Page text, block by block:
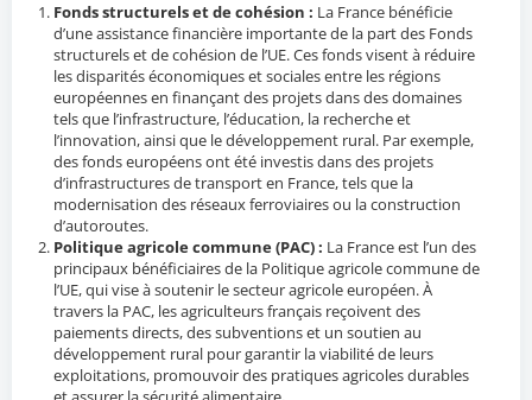
Fonds structurels et de cohésion : La France bénéficie
d’une assistance financière importante de la part des Fonds
structurels et de cohésion de l’UE. Ces fonds visent à réduire
les disparités économiques et sociales entre les régions
européennes en finançant des projets dans des domaines
tels que l’infrastructure, l’éducation, la recherche et
l’innovation, ainsi que le développement rural. Par exemple,
des fonds européens ont été investis dans des projets
d’infrastructures de transport en France, tels que la
modernisation des réseaux ferroviaires ou la construction
d’autoroutes.
Politique agricole commune (PAC) : La France est l’un des
principaux bénéficiaires de la Politique agricole commune de
l’UE, qui vise à soutenir le secteur agricole européen. À
travers la PAC, les agriculteurs français reçoivent des
paiements directs, des subventions et un soutien au
développement rural pour garantir la viabilité de leurs
exploitations, promouvoir des pratiques agricoles durables